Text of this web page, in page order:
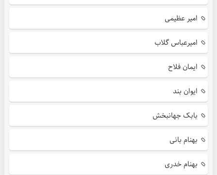
امیر عظیمی
امیرعباس گلاب
ایمان فلاح
ایوان بند
بابک جهانبخش
بهنام بانی
بهنام خدری